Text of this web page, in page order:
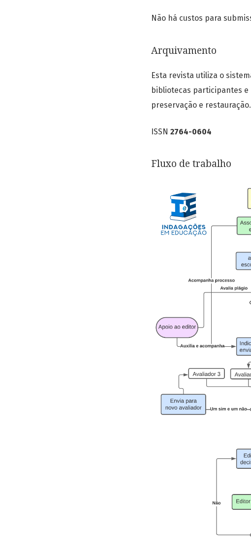
Não há custos para
Arquivamento
Esta revista utiliza o
bibliotecas participantes
preservação e restauração.
ISSN 2764-0604
Fluxo de trabalho